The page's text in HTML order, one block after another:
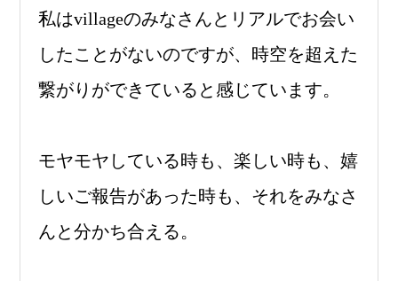
私はvillageのみなさんとリアルでお会い
したことがないのですが、時空を超えた
繋がりができていると感じています。
モヤモヤしている時も、楽しい時も、嬉
しいご報告があった時も、それをみなさ
んと分かち合える。